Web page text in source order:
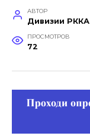
АВТОР
Дивизии РККА
ПРОСМОТРОВ
72